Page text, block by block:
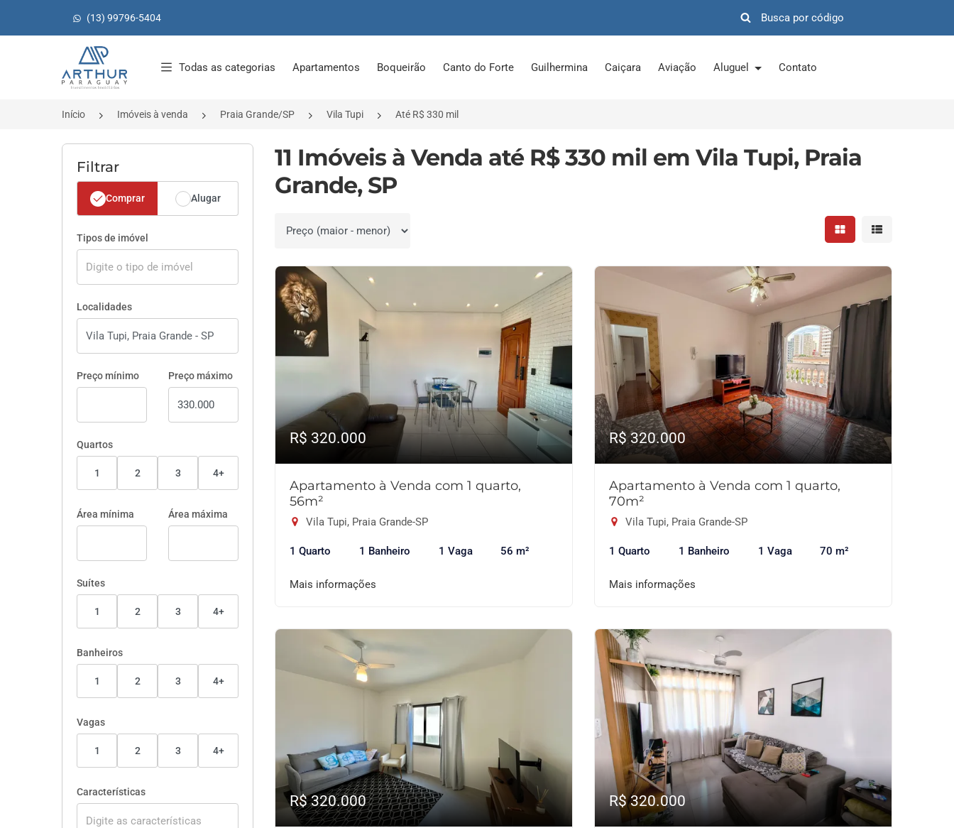
(13) 99796-5404
Página inicial
Todas as categorias Apartamentos Boqueirão Canto do Forte Guilhermina Caiçara Aviação Aluguel Contato
Início Imóveis à venda Praia Grande/SP Vila Tupi Até R$ 330 mil
Filtrar
Comprar Alugar
Tipos de imóvel
Localidades
Preço mínimo Preço máximo
Quartos
1 2 3 4+
Área mínima Área máxima
Suítes
1 2 3 4+
Banheiros
1 2 3 4+
Vagas
1 2 3 4+
Características
11 Imóveis à Venda até R$ 330 mil em Vila Tupi, Praia
Grande, SP
Ordenar por Mostrar resultados em
Mostrar
R$ 320.000
Apartamento à Venda com 1 quarto,
56m²
Vila Tupi, Praia Grande-SP
1 Quarto 1 Banheiro 1 Vaga 56 m²
Mais informações
R$ 320.000
Apartamento à Venda com 1 quarto,
70m²
Vila Tupi, Praia Grande-SP
1 Quarto 1 Banheiro 1 Vaga 70 m²
Mais informações
R$ 320.000 R$ 320.000